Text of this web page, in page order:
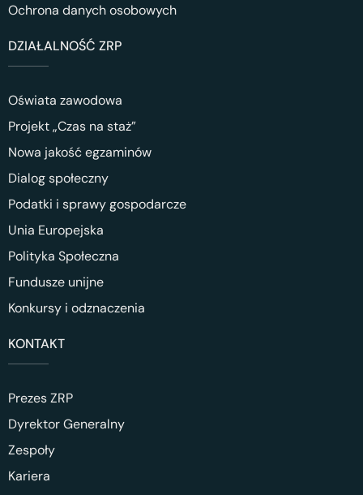
Ochrona danych osobowych
DZIAŁALNOŚĆ ZRP
Oświata zawodowa
Projekt „Czas na staż”
Nowa jakość egzaminów
Dialog społeczny
Podatki i sprawy gospodarcze
Unia Europejska
Polityka Społeczna
Fundusze unijne
Konkursy i odznaczenia
KONTAKT
Prezes ZRP
Dyrektor Generalny
Zespoły
Kariera